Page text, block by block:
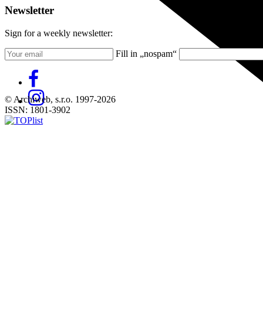
Newsletter
Sign for a weekly newsletter:
Fill in „nospam“
© Archiweb, s.r.o. 1997-2026
ISSN: 1801-3902